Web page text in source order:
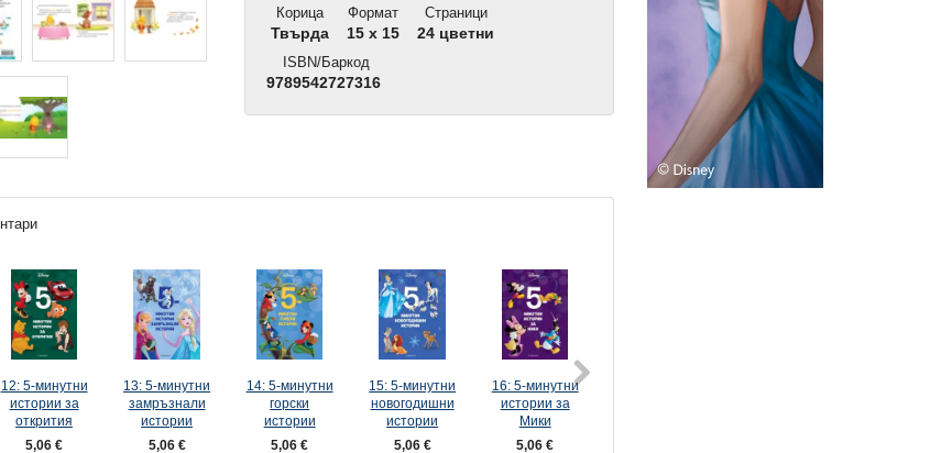
Корица
Твърда
Формат
15 x 15
Страници
24 цветни
ISBN/Баркод
9789542727316
12: 5-минутни
истории за
открития
5,06 €
13: 5-минутни
замръзнали
истории
5,06 €
14: 5-минутни
горски
истории
5,06 €
15: 5-минутни
новогодишни
истории
5,06 €
16: 5-минутни
истории за
Мики
5,06 €